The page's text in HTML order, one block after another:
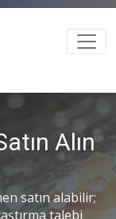
Alın
satın alabilir;
talebi